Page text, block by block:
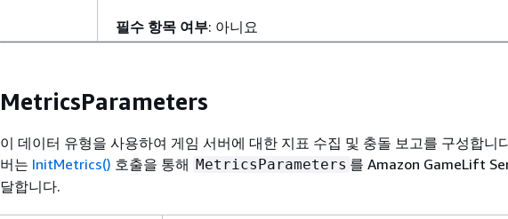
필수 항목 여부: 아니요
MetricsParameters
이 데이터 유형을 사용하여 게임 서버에 대한 지표 수집 및 충돌 보고를 구성합니
버는 InitMetrics() 호출을 통해 MetricsParameters 를 Amazon GameLift
달합니다.